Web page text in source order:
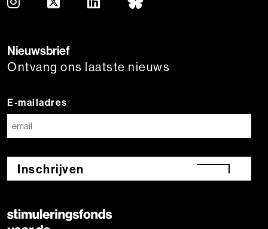
Nieuwsbrief
Ontvang ons laatste nieuws
E-mailadres
Inschrijven